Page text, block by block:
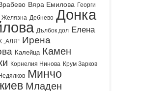
Вяра Емилова Георги
Желязна Дебнево Донка
Дълбок дол Елена
„АЛЯ“ Ирена
Калейца Камен
Корнелия Нинова Крум Зарков
Минчо
Младен